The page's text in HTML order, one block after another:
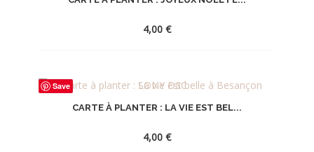
LA
4,00 €
LA
Save
CARTE À PLANTER : LA VIE EST BEL...
4,00 €